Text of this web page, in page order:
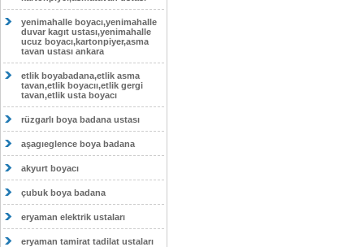
yenimahalle boyacı,yenimahalle
duvar kagıt ustası,yenimahalle
ucuz boyacı,kartonpiyer,asma
tavan ustası ankara
etlik boyabadana,etlik asma
tavan,etlik boyacıı,etlik gergi
tavan,etlik usta boyacı
rüzgarlı boya badana ustası
aşagıeglence boya badana
akyurt boyacı
çubuk boya badana
eryaman elektrik ustaları
eryaman tamirat tadilat ustaları